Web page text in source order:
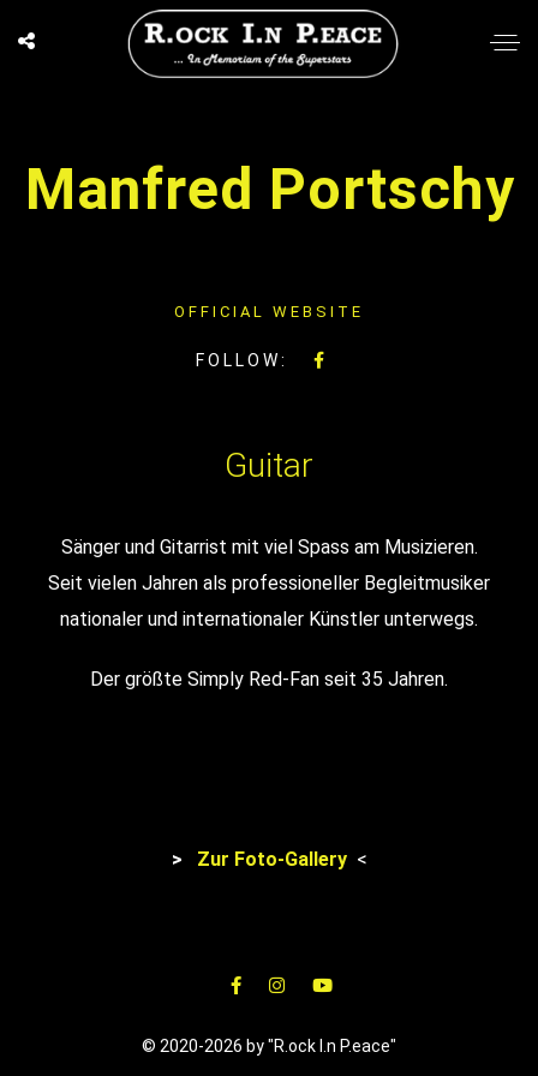
Manfred Portschy
OFFICIAL WEBSITE
FOLLOW:
Guitar
Sänger und Gitarrist mit viel Spass am Musizieren.
Seit vielen Jahren als professioneller Begleitmusiker
nationaler und internationaler Künstler unterwegs.
Der größte Simply Red-Fan seit 35 Jahren.
> Zur Foto-Gallery<
© 2020-2026 by "R.ock I.n P.eace"